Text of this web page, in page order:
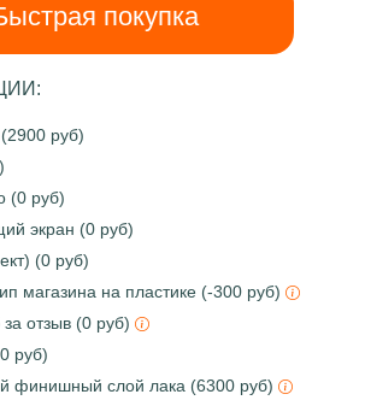
покупка
руб)
(0 руб)
экран (0 руб)
(0 руб)
магазина на пластике (-300 руб)
отзыв (0 руб)
руб)
финишный слой лака (6300 руб)